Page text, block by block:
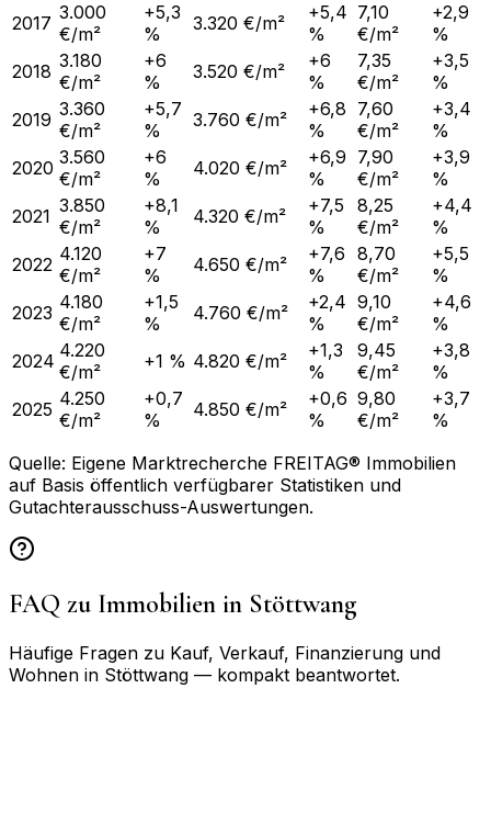
2017 3.000
€/m²
+5,3
%
3.320 €/m²
+5,4
%
7,10
€/m²
+2,9
%
2018 3.180
€/m²
+6
%
3.520 €/m²
+6
%
7,35
€/m²
+3,5
%
2019 3.360
€/m²
+5,7
%
3.760 €/m²
+6,8
%
7,60
€/m²
+3,4
%
2020 3.560
€/m²
+6
%
4.020 €/m²
+6,9
%
7,90
€/m²
+3,9
%
2021 3.850
€/m²
+8,1
%
4.320 €/m²
+7,5
%
8,25
€/m²
+4,4
%
2022 4.120
€/m²
+7
%
4.650 €/m²
+7,6
%
8,70
€/m²
+5,5
%
2023 4.180
€/m²
+1,5
%
4.760 €/m²
+2,4
%
9,10
€/m²
+4,6
%
2024 4.220
€/m²
+1 % 4.820 €/m²
+1,3
%
9,45
€/m²
+3,8
%
2025 4.250
€/m²
+0,7
%
4.850 €/m²
+0,6
%
9,80
€/m²
+3,7
%
Quelle: Eigene Marktrecherche FREITAG® Immobilien
auf Basis öffentlich verfügbarer Statistiken und
Gutachterausschuss-Auswertungen.
FAQ zu Immobilien in Stöttwang
Häufige Fragen zu Kauf, Verkauf, Finanzierung und
Wohnen in Stöttwang — kompakt beantwortet.